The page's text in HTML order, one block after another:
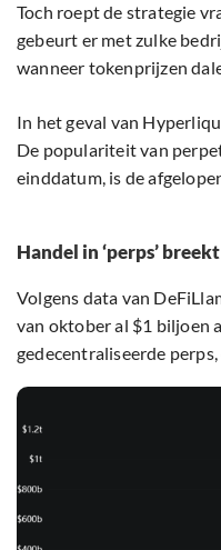
Toch roept de strategie
gebeurt er met zulke
wanneer tokenprijzen
In het geval van
De populariteit van
einddatum, is de
Handel in ‘perps’
Volgens data van
van oktober al $1 biljoen
gedecentraliseerde